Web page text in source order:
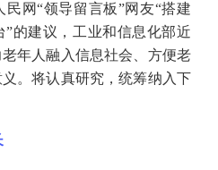
民网“领导留言板”网友“搭建
的建议，工业和信息化部近
年人融入信息社会、方便老
。将认真研究，统筹纳入下